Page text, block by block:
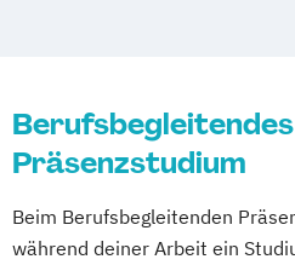
Berufsbegleitendes
Präsenzstudium
Beim Berufsbegleitenden
während deiner Arbeit ein